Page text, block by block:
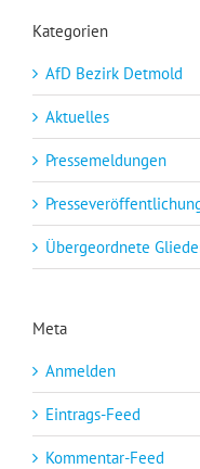
Kategorien
AfD Bezirk Detmold
Aktuelles
Pressemeldungen
Übergeordnete
Meta
Anmelden
Eintrags-Feed
Kommentar-Feed